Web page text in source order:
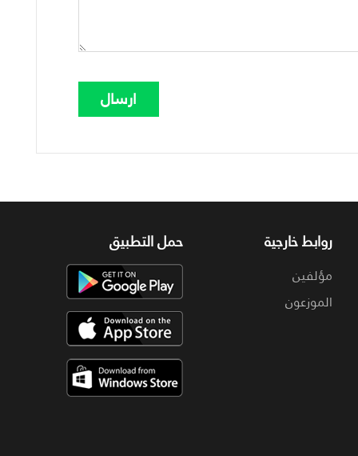
روابط خارجية
مؤلفين
الموزعون
حمل التطبيق